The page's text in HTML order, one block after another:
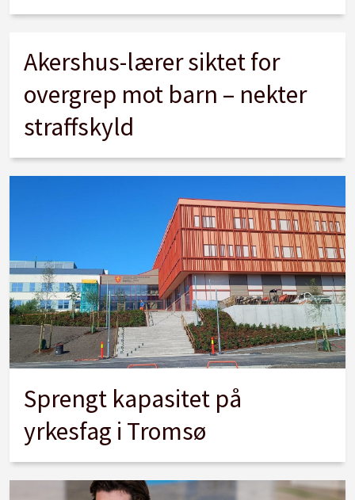
Akershus-lærer siktet for
overgrep mot barn – nekter
straffskyld
Sprengt kapasitet på
yrkesfag i Tromsø